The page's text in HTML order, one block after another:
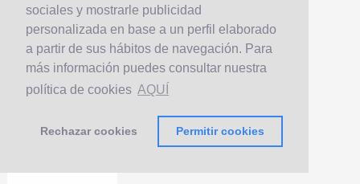
sociales y mostrarle publicidad
personalizada en base a un perfil elaborado
a partir de sus hábitos de navegación. Para
más información puedes consultar nuestra
política de cookies AQUÍ
Rechazar cookies Permitir cookies